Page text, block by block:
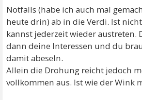
Notfalls (habe ich auch mal
heute drin) ab in die Verdi. Ist
kannst jederzeit wieder austreten.
dann deine Interessen und du
damit abeseln.
Allein die Drohung reicht jedoch
vollkommen aus. Ist wie der Wink